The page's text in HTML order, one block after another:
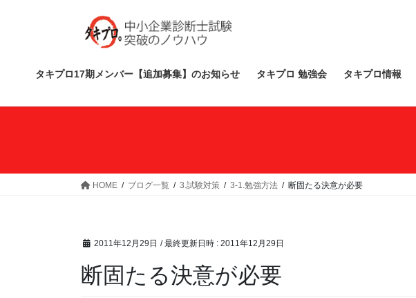
ス
ン
タキプロ17期メンバー【追加募集】のお知らせ タキプロ 勉強会 タキプロ情報
HOME ブログ一覧 3.試験対策 3-1.勉強方法 断固たる決意が必要
2011年12月29日 / 最終更新日時 : 2011年12月29日
断固たる決意が必要